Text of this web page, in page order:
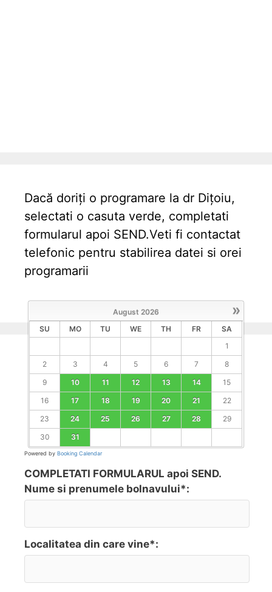
Dacă doriți o programare la dr Dițoiu,
selectati o casuta verde, completati
formularul apoi SEND.Veti fi contactat
telefonic pentru stabilirea datei si orei
programarii
»
August 2026
SU
MO TU WE TH FR
SA
1
2
3 4 5 6 7
8
9
10 11 12 13 14
15
16
17 18 19 20 21
22
23
24 25 26 27 28
29
30
31
Powered by Booking Calendar
COMPLETATI FORMULARUL apoi SEND.
Nume si prenumele bolnavului*:
Localitatea din care vine*: